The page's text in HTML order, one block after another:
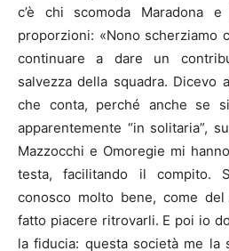
c’è chi scomoda Maradona
proporzioni: «Nono scherziamo
continuare a dare un
salvezza della squadra. Dicevo
che conta, perché anche se
apparentemente “in solitaria”,
Mazzocchi e Omoregie mi
testa, facilitando il compito.
conosco molto bene, come
fatto piacere ritrovarli. E poi io
la fiducia: questa società me la